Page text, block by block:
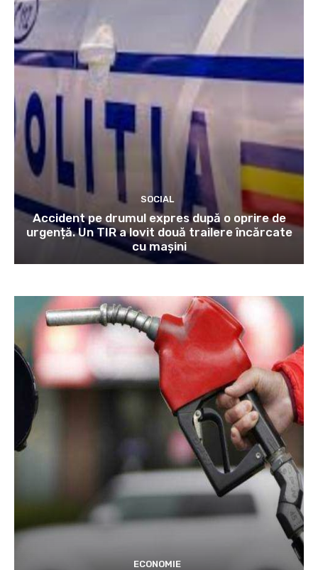
SOCIAL
Accident pe drumul expres după o oprire de
urgență. Un TIR a lovit două trailere încărcate
cu mașini
ECONOMIE